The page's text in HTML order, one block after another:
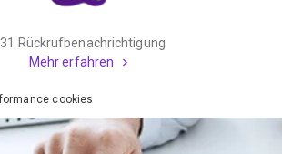
Rückrufbenachrichtigung
Mehr erfahren
cookies